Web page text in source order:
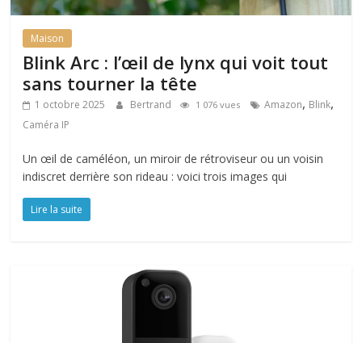
Maison
Blink Arc : l’œil de lynx qui voit tout
sans tourner la tête
1 octobre 2025 Bertrand 1 076 vues Amazon, Blink,
Caméra IP
Un œil de caméléon, un miroir de rétroviseur ou un voisin
indiscret derrière son rideau : voici trois images qui
Lire la suite